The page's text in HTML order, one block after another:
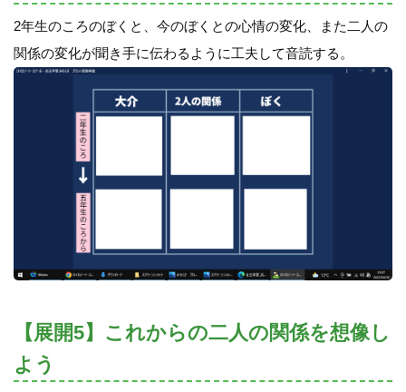
2年生のころのぼくと、今のぼくとの心情の変化、また二人の
関係の変化が聞き手に伝わるように工夫して音読する。
【展開5】これからの二人の関係を想像し
よう